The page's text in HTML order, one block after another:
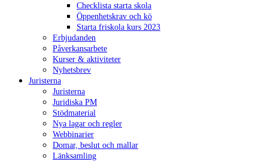
Checklista starta skola
Öppenhetskrav och kö
Starta friskola kurs 2023
Erbjudanden
Påverkansarbete
Kurser & aktiviteter
Nyhetsbrev
Juristerna
Juristerna
Juridiska PM
Stödmaterial
Nya lagar och regler
Webbinarier
Domar, beslut och mallar
Länksamling